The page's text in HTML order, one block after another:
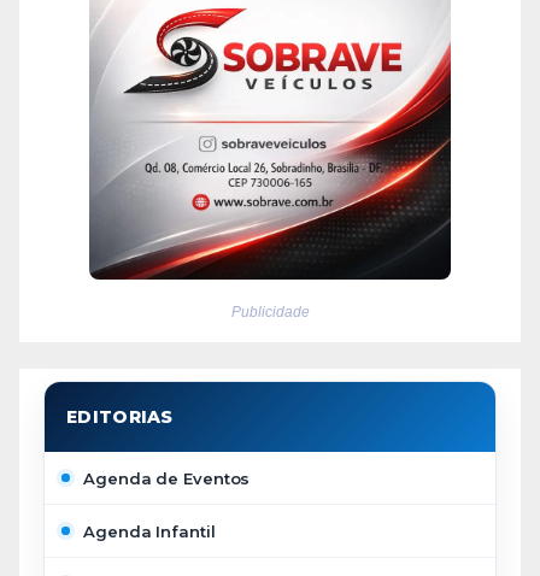
Publicidade
Agenda de Eventos
Agenda Infantil